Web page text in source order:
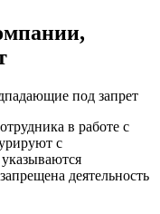
в работе с
с
деятельность